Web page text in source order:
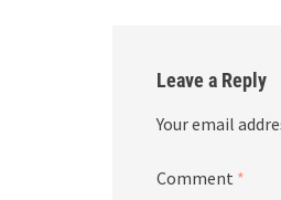
Leave a Reply
Your email
Comment *